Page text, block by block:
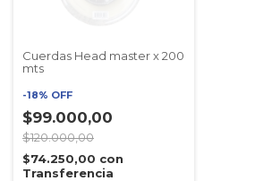
Cuerdas Head master x 200
mts
-18% OFF
$99.000,00
$120.000,00
$74.250,00 con
Transferencia